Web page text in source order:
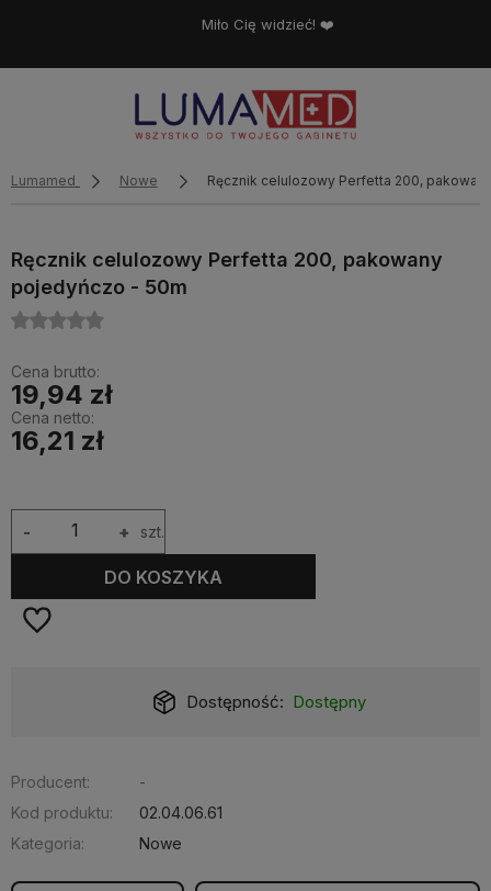
Miło Cię widzieć! ❤️
Lumamed Nowe Ręcznik celulozowy Perfetta 200,
Ręcznik celulozowy Perfetta 200, pakowany
pojedyńczo - 50m
Cena brutto:
19,94 zł
Cena netto:
16,21 zł
+
- szt.
DO KOSZYKA
Dostawa:
Producent:
-
Kod produktu:
02.04.06.61
Kategoria:
Nowe